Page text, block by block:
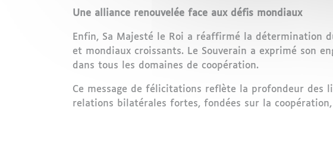
Une alliance renouvelée face aux défis mondiaux
Enfin, Sa Majesté le Roi a réaffirmé la détermination
et mondiaux croissants. Le Souverain a exprimé son
dans tous les domaines de coopération.
Ce message de félicitations reflète la profondeur des
relations bilatérales fortes, fondées sur la